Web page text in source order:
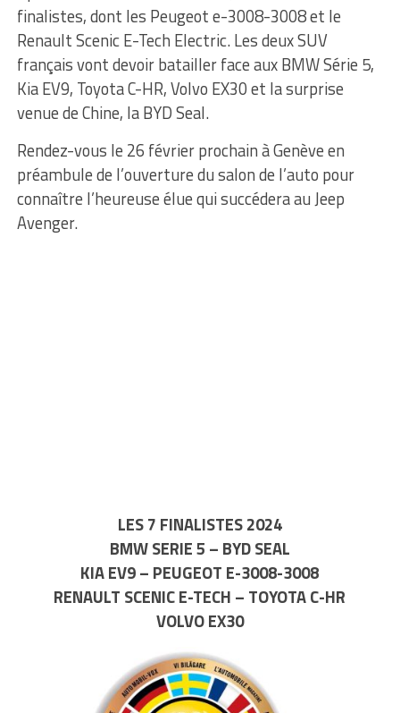
finalistes, dont les Peugeot e-3008-3008 et le
Renault Scenic E-Tech Electric. Les deux SUV
français vont devoir batailler face aux BMW Série 5,
Kia EV9, Toyota C-HR, Volvo EX30 et la surprise
venue de Chine, la BYD Seal.
Rendez-vous le 26 février prochain à Genève en
préambule de l’ouverture du salon de l’auto pour
connaître l’heureuse élue qui succédera au Jeep
Avenger.
LES 7 FINALISTES 2024
BMW SERIE 5 – BYD SEAL
KIA EV9 – PEUGEOT E-3008-3008
RENAULT SCENIC E-TECH – TOYOTA C-HR
VOLVO EX30